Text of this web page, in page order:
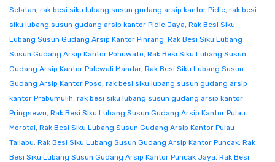
Selatan, rak besi siku lubang susun gudang arsip kantor Pidie, rak besi
siku lubang susun gudang arsip kantor Pidie Jaya, Rak Besi Siku
Lubang Susun Gudang Arsip Kantor Pinrang, Rak Besi Siku Lubang
Susun Gudang Arsip Kantor Pohuwato, Rak Besi Siku Lubang Susun
Gudang Arsip Kantor Polewali Mandar, Rak Besi Siku Lubang Susun
Gudang Arsip Kantor Poso, rak besi siku lubang susun gudang arsip
kantor Prabumulih, rak besi siku lubang susun gudang arsip kantor
Pringsewu, Rak Besi Siku Lubang Susun Gudang Arsip Kantor Pulau
Morotai, Rak Besi Siku Lubang Susun Gudang Arsip Kantor Pulau
Taliabu, Rak Besi Siku Lubang Susun Gudang Arsip Kantor Puncak, Rak
Besi Siku Lubang Susun Gudang Arsip Kantor Puncak Jaya, Rak Besi